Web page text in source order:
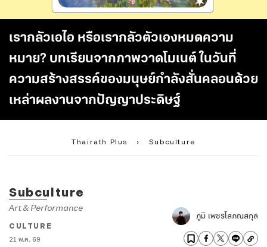
เรากลัวเอไอ หรือเรากลัวตัวเองหมดความ
หมาย? บทเรียนจากภาพวาดโมเนต์ ในวันที่
ความสร้างสรรค์ของมนุษย์กำลังสั่นคลอนด้วย
เหล่าผลงานจากปัญญาประดิษฐ์
Thairath Plus › Subculture
Subculture
Art & Performance
CULTURE
21 พ.ค. 69
ภูมิ เพชรโสภณสกุล